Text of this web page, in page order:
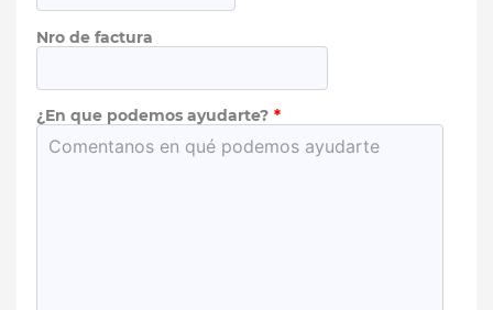
Nro de factura
¿En que podemos ayudarte?